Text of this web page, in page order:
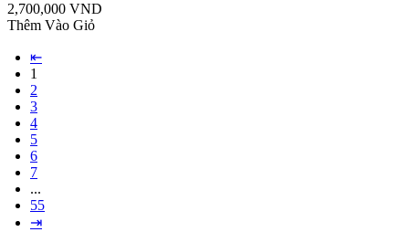
2,700,000 VND
Thêm Vào Giỏ
⇤
1
2
3
4
5
6
7
...
55
⇥